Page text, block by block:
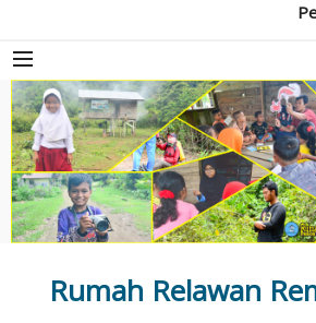
Rumah Relawan